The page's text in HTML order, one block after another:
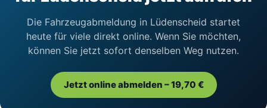
Die Fahrzeugabmeldung in Lüdenscheid startet
heute für viele direkt online. Wenn Sie möchten,
können Sie jetzt sofort denselben Weg nutzen.
Jetzt online abmelden – 19,70 €